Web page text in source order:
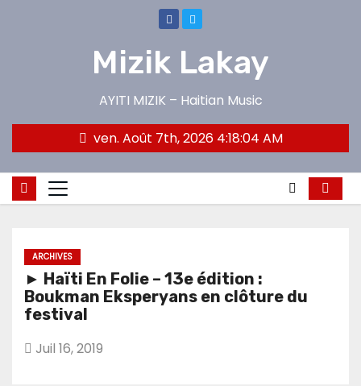
Mizik Lakay
AYITI MIZIK – Haitian Music
ven. Août 7th, 2026 4:18:05 AM
ARCHIVES
► Haïti En Folie – 13e édition :
Boukman Eksperyans en clôture du
festival
Juil 16, 2019